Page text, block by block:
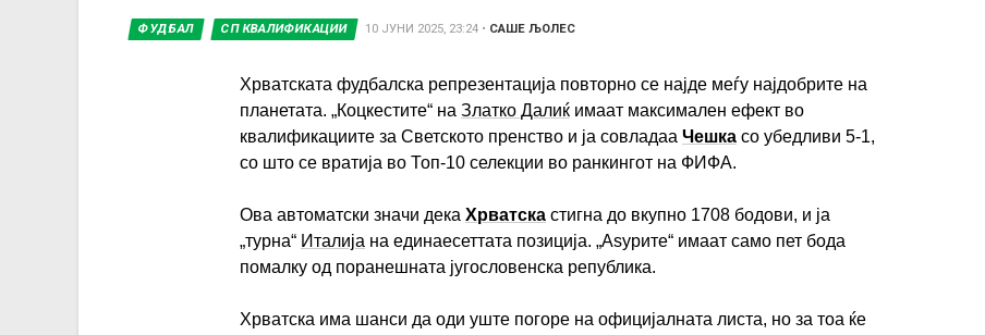
here ФУДБАЛ СП КВАЛИФИКАЦИИ 10 ЈУНИ 2025, 23:24 • САШЕ ЉОЛЕС
Хрватската фудбалска репрезентација повторно се најде меѓу најдобрите на
планетата. „Коцкестите“ на Златко Далиќ имаат максимален ефект во
квалификациите за Светското пренство и ја совладаа Чешка со убедливи 5-1,
со што се вратија во Топ-10 селекции во ранкингот на ФИФА.
Ова автоматски значи дека Хрватска стигна до вкупно 1708 бодови, и ја
„турна“ Италија на единаесеттата позиција. „Аѕурите“ имаат само пет бода
помалку од поранешната југословенска република.
Хрватска има шанси да оди уште погоре на официјалната листа, но за тоа ќе